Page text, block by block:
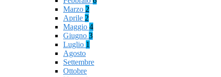
Marzo 2
Aprile 2
Maggio 4
Giugno 3
Luglio 1
Agosto
Settembre
Ottobre